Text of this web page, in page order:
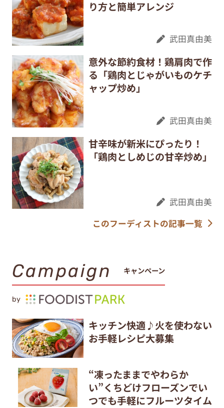
り方と簡単アレンジ
武田真由美
意外な節約食材！鶏肩肉で作
る「鶏肉とじゃがいものケチ
ャップ炒め」
武田真由美
甘辛味が新米にぴったり！
「鶏肉としめじの甘辛炒め」
武田真由美
このフーディストの記事一覧
Campaign キャンペーン
by
キッチン快適♪火を使わない
お手軽レシピ大募集
“凍ったままでやわらか
い”くちどけフローズンでい
つでも手軽にフルーツタイム